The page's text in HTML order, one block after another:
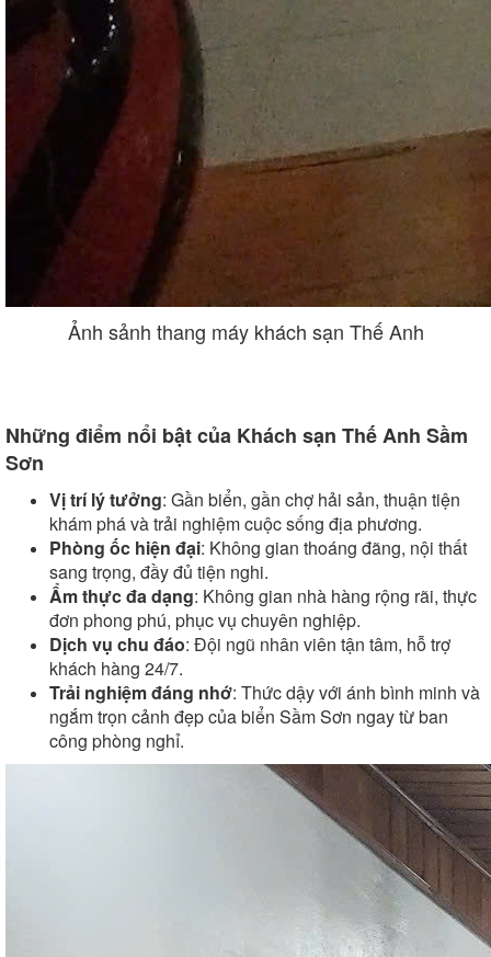
Ảnh sảnh thang máy khách sạn Thế Anh
Những điểm nổi bật của Khách sạn Thế Anh Sầm
Sơn
Vị trí lý tưởng: Gần biển, gần chợ hải sản, thuận tiện
khám phá và trải nghiệm cuộc sống địa phương.
Phòng ốc hiện đại: Không gian thoáng đãng, nội thất
sang trọng, đầy đủ tiện nghi.
Ẩm thực đa dạng: Không gian nhà hàng rộng rãi, thực
đơn phong phú, phục vụ chuyên nghiệp.
Dịch vụ chu đáo: Đội ngũ nhân viên tận tâm, hỗ trợ
khách hàng 24/7.
Trải nghiệm đáng nhớ: Thức dậy với ánh bình minh và
ngắm trọn cảnh đẹp của biển Sầm Sơn ngay từ ban
công phòng nghỉ.